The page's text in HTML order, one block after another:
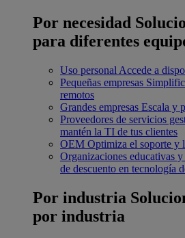
Por necesidad
para diferentes
Uso personal Accede a
Pequeñas empresas
remotos
Grandes empresas Escala y
Proveedores de servicios
mantén la TI de tus clientes
OEM Optimiza el soporte y
Organizaciones educativas
de descuento en tecnología
Por industria
por industria